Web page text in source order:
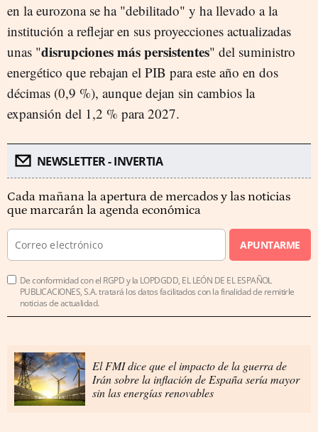
en la eurozona se ha "debilitado" y ha llevado a la
institución a reflejar en sus proyecciones actualizadas
unas "disrupciones más persistentes" del suministro
energético que rebajan el PIB para este año en dos
décimas (0,9 %), aunque dejan sin cambios la
expansión del 1,2 % para 2027.
NEWSLETTER - INVERTIA
Cada mañana la apertura de mercados y las noticias
que marcarán la agenda económica
APUNTARME
De conformidad con el RGPD y la LOPDGDD, EL LEÓN DE EL ESPAÑOL
PUBLICACIONES, S.A. tratará los datos facilitados con la finalidad de remitirle
noticias de actualidad.
El FMI dice que el impacto de la guerra de
Irán sobre la inflación de España sería mayor
sin las energías renovables